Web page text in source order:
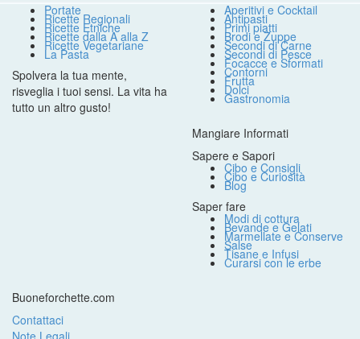
Portate
Ricette Regionali
Ricette Etniche
Ricette dalla A alla Z
Ricette Vegetariane
La Pasta
Spolvera la tua mente,
risveglia i tuoi sensi. La vita ha
tutto un altro gusto!
Aperitivi e Cocktail
Antipasti
Primi piatti
Brodi e Zuppe
Secondi di Carne
Secondi di Pesce
Focacce e Sformati
Contorni
Frutta
Dolci
Gastronomia
Mangiare Informati
Sapere e Sapori
Cibo e Consigli
Cibo e Curiosità
Blog
Saper fare
Modi di cottura
Bevande e Gelati
Marmellate e Conserve
Salse
Tisane e Infusi
Curarsi con le erbe
Buoneforchette.com
Contattaci
Note Legali